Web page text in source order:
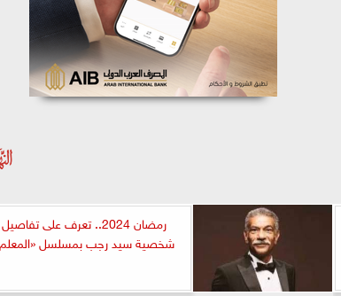
رمضان 2024.. تعرف على تفاصيل
شخصية سيد رجب بمسلسل